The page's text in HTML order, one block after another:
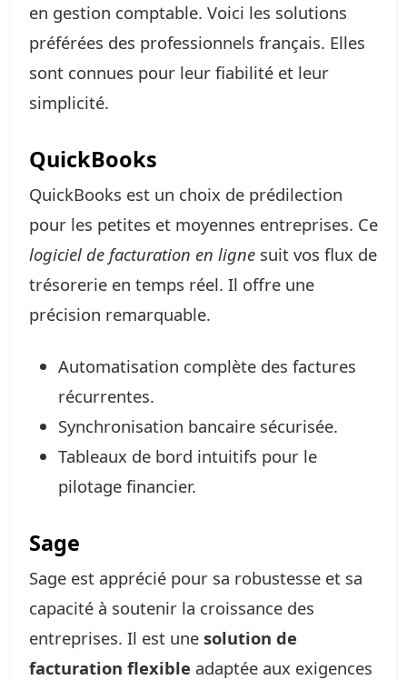
en gestion comptable. Voici les solutions
préférées des professionnels français. Elles
sont connues pour leur fiabilité et leur
simplicité.
QuickBooks
QuickBooks est un choix de prédilection
pour les petites et moyennes entreprises. Ce
logiciel de facturation en ligne suit vos flux de
trésorerie en temps réel. Il offre une
précision remarquable.
Automatisation complète des factures
récurrentes.
Synchronisation bancaire sécurisée.
Tableaux de bord intuitifs pour le
pilotage financier.
Sage
Sage est apprécié pour sa robustesse et sa
capacité à soutenir la croissance des
entreprises. Il est une solution de
facturation flexible adaptée aux exigences